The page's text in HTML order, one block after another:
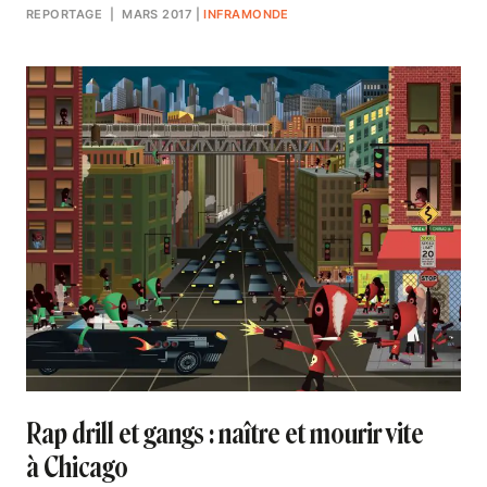
REPORTAGE | MARS 2017 |INFRAMONDE
Rap drill et gangs : naître et mourir vite
à Chicago